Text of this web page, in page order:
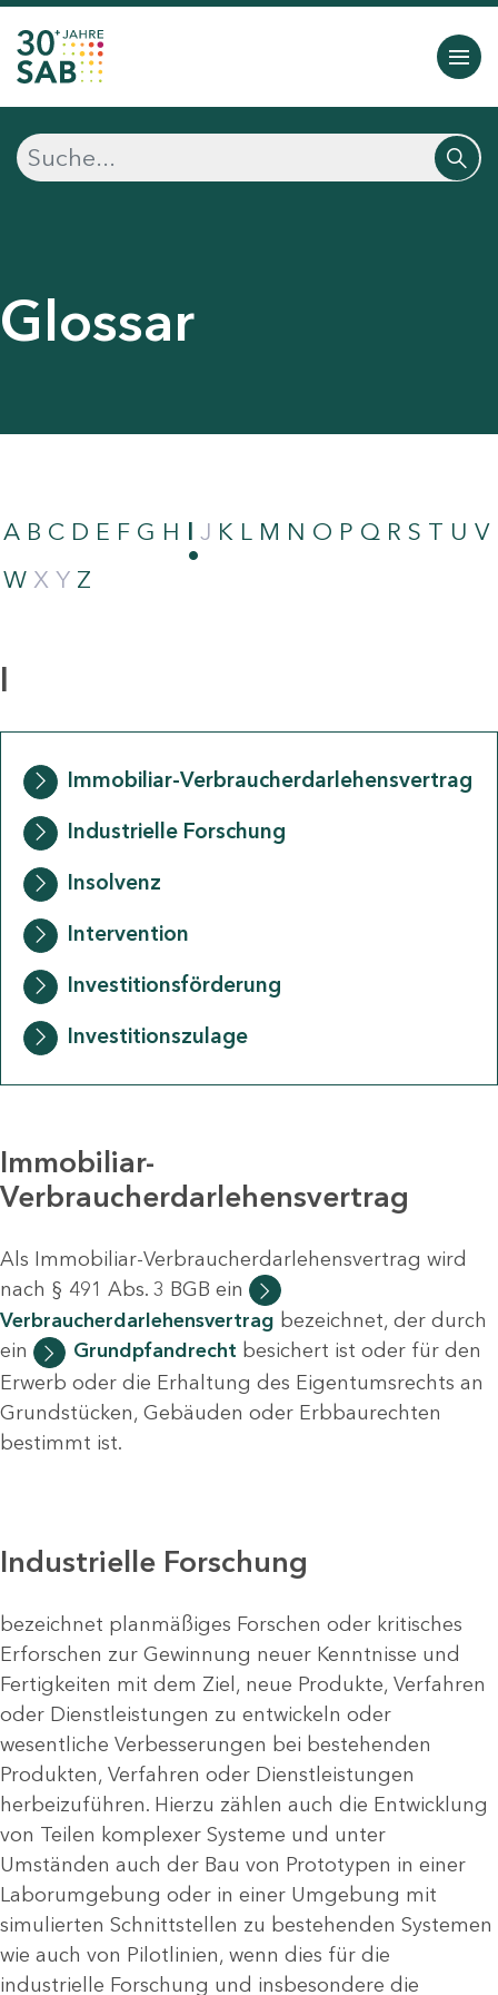
Glossar
A B C D E F G H I J K L M N O P Q R S T U V
W X Y Z
I
Immobiliar-Verbraucherdarlehensvertrag
Industrielle Forschung
Insolvenz
Intervention
Investitionsförderung
Investitionszulage
Immobiliar-
Verbraucherdarlehensvertrag
Als Immobiliar-Verbraucherdarlehensvertrag wird
nach § 491 Abs. 3 BGB ein
Verbraucherdarlehensvertrag bezeichnet, der durch
ein
Grundpfandrecht besichert ist oder für den
Erwerb oder die Erhaltung des Eigentumsrechts an
Grundstücken, Gebäuden oder Erbbaurechten
bestimmt ist.
Industrielle Forschung
bezeichnet planmäßiges Forschen oder kritisches
Erforschen zur Gewinnung neuer Kenntnisse und
Fertigkeiten mit dem Ziel, neue Produkte, Verfahren
oder Dienstleistungen zu entwickeln oder
wesentliche Verbesserungen bei bestehenden
Produkten, Verfahren oder Dienstleistungen
herbeizuführen. Hierzu zählen auch die Entwicklung
von Teilen komplexer Systeme und unter
Umständen auch der Bau von Prototypen in einer
Laborumgebung oder in einer Umgebung mit
simulierten Schnittstellen zu bestehenden Systemen
wie auch von Pilotlinien, wenn dies für die
industrielle Forschung und insbesondere die